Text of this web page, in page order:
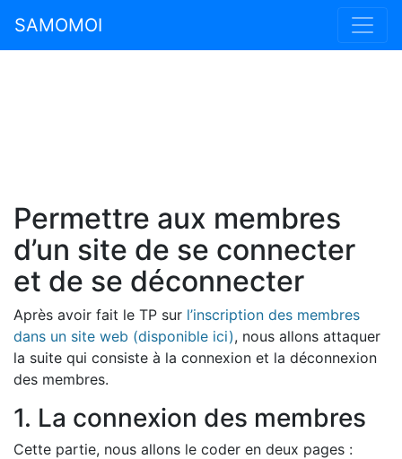
SAMOMOI
Permettre aux membres
d’un site de se connecter
et de se déconnecter
Après avoir fait le TP sur l’inscription des membres
dans un site web (disponible ici), nous allons attaquer
la suite qui consiste à la connexion et la déconnexion
des membres.
1. La connexion des membres
Cette partie, nous allons le coder en deux pages :